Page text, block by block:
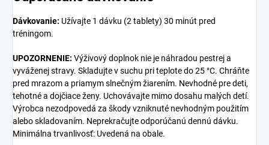
Dávkovanie: Užívajte 1 dávku (2 tablety) 30 minút pred
tréningom.
UPOZORNENIE: Výživový doplnok nie je náhradou pestrej a
vyváženej stravy. Skladujte v suchu pri teplote do 25 °C. Chráňte
pred mrazom a priamym slnečným žiarením. Nevhodné pre deti,
tehotné a dojčiace ženy. Uchovávajte mimo dosahu malých detí.
Výrobca nezodpovedá za škody vzniknuté nevhodným použitím
alebo skladovaním. Neprekračujte odporúčanú dennú dávku.
Minimálna trvanlivosť: Uvedená na obale.